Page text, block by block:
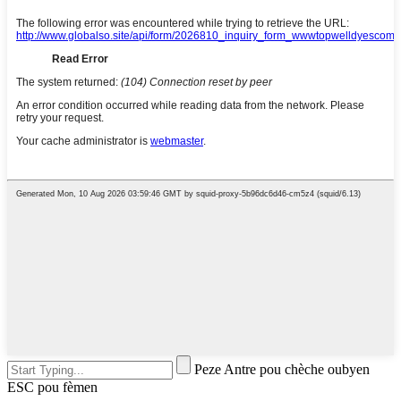
Peze Antre pou chèche oubyen
ESC pou fèmen